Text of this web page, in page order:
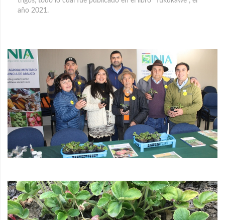
año 2021.